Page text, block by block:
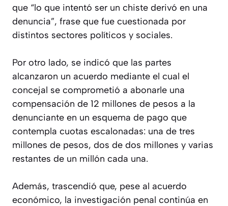
que “lo que intentó ser un chiste derivó en una
denuncia”, frase que fue cuestionada por
distintos sectores políticos y sociales.
Por otro lado, se indicó que las partes
alcanzaron un acuerdo mediante el cual el
concejal se comprometió a abonarle una
compensación de 12 millones de pesos a la
denunciante en un esquema de pago que
contempla cuotas escalonadas: una de tres
millones de pesos, dos de dos millones y varias
restantes de un millón cada una.
Además, trascendió que, pese al acuerdo
económico, la investigación penal continúa en